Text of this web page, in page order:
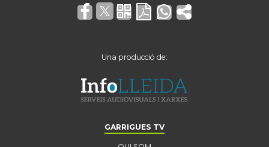
Una producció de:
GARRIGUES TV